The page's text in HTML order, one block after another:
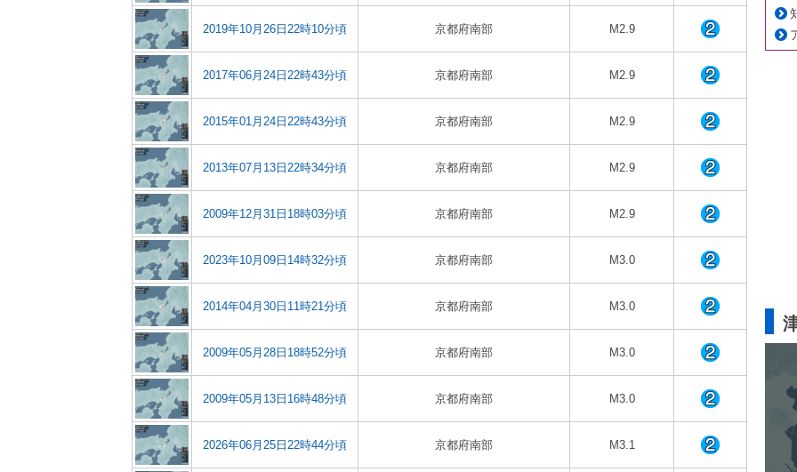
2019年10月26日22時10分頃 京都府南部 M2.9
2017年06月24日22時43分頃 京都府南部 M2.9
2015年01月24日22時43分頃 京都府南部 M2.9
2013年07月13日22時34分頃 京都府南部 M2.9
2009年12月31日18時03分頃 京都府南部 M2.9
2023年10月09日14時32分頃 京都府南部 M3.0
2014年04月30日11時21分頃 京都府南部 M3.0
2009年05月28日18時52分頃 京都府南部 M3.0
2009年05月13日16時48分頃 京都府南部 M3.0
2026年06月25日22時44分頃 京都府南部 M3.1